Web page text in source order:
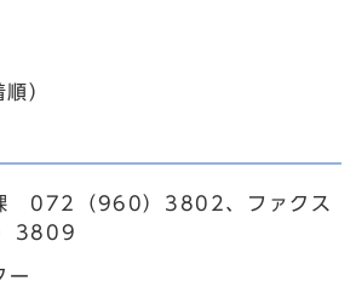
）
072（960）3802、ファクス
3809
ー